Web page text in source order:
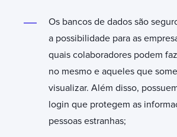
Os bancos de dados são
a possibilidade para as
quais colaboradores podem
no mesmo e aqueles que
visualizar. Além disso,
login que protegem as
pessoas estranhas;